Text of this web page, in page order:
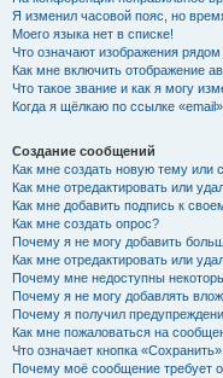
Я изменил часовой пояс, но
Моего языка нет в списке!
Что означают изображения
Как мне включить отображение
Что такое звание и как я могу
Когда я щёлкаю по ссылке
Создание сообщений
Как мне создать новую тему или
Как мне отредактировать или
Как мне добавить подпись к
Как мне создать опрос?
Почему я не могу добавить
Как мне отредактировать или
Почему мне недоступны
Почему я не могу добавлять
Почему я получил
Как мне пожаловаться на
Что означает кнопка
Почему моё сообщение требует